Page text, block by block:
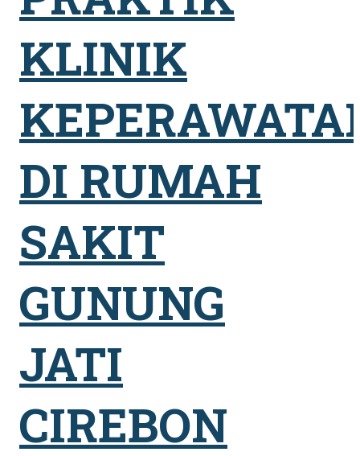
KLINIK
DI RUMAH
SAKIT
GUNUNG
JATI
CIREBON